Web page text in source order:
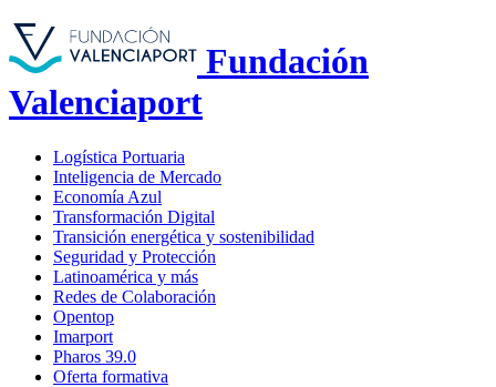
Fundación
Valenciaport
Logística Portuaria
Inteligencia de Mercado
Economía Azul
Transformación Digital
Transición energética y sostenibilidad
Seguridad y Protección
Latinoamérica y más
Redes de Colaboración
Opentop
Imarport
Pharos 39.0
Oferta formativa